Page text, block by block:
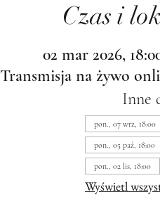
Czas i
02 mar 2026,
Transmisja na żywo
Inne
pon., 07 wrz, 18:00
pon., 05 paź, 18:00
pon., 02 lis, 18:00
Wyświetl